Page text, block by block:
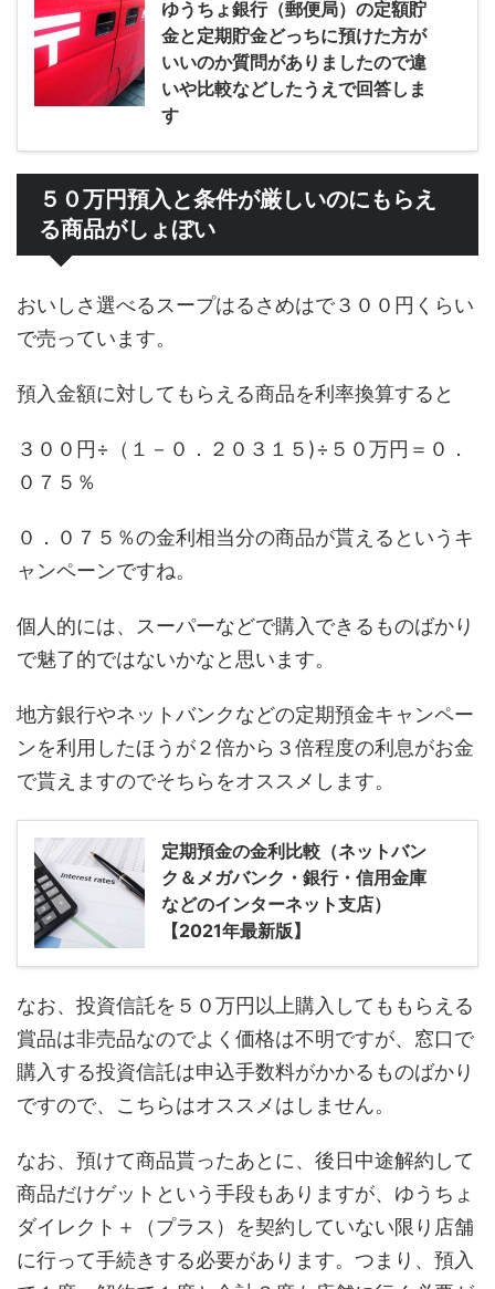
ゆうちょ銀行（郵便局）の定額貯
金と定期貯金どっちに預けた方が
いいのか質問がありましたので違
いや比較などしたうえで回答しま
す
５０万円預入と条件が厳しいのにもらえ
る商品がしょぼい
おいしさ選べるスープはるさめはで３００円くらい
で売っています。
預入金額に対してもらえる商品を利率換算すると
３００円÷（１－０．２０３１５)÷５０万円＝０．
０７５％
０．０７５％の金利相当分の商品が貰えるというキ
ャンペーンですね。
個人的には、スーパーなどで購入できるものばかり
で魅了的ではないかなと思います。
地方銀行やネットバンクなどの定期預金キャンペー
ンを利用したほうが２倍から３倍程度の利息がお金
で貰えますのでそちらをオススメします。
定期預金の金利比較（ネットバン
ク＆メガバンク・銀行・信用金庫
などのインターネット支店）
【2021年最新版】
なお、投資信託を５０万円以上購入してももらえる
賞品は非売品なのでよく価格は不明ですが、窓口で
購入する投資信託は申込手数料がかかるものばかり
ですので、こちらはオススメはしません。
なお、預けて商品貰ったあとに、後日中途解約して
商品だけゲットという手段もありますが、ゆうちょ
ダイレクト＋（プラス）を契約していない限り店舗
に行って手続きする必要があります。つまり、預入